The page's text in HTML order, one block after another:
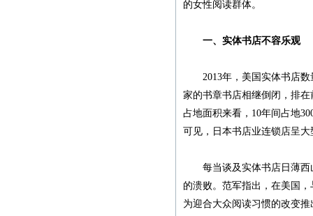
的女性阅读群体。
一、实体书店不容乐观
2013年，美国实体书店数
家的书章书店相继倒闭，排在
占地面积来看，10年间占地
可见，日本书店业连锁店呈
每当谈及实体书店日薄西
的溃败。范军指出，在美国
为迎合大众阅读习惯的改变